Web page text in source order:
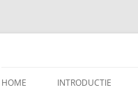
Spring
HOME INTRODUCTIE